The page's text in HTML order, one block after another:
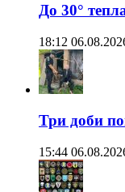
До 30°
18:12
Три доби
15:44